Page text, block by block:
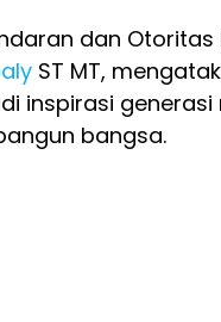
dan Otoritas
ST MT,
inspirasi
bangsa.